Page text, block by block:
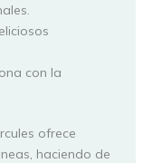
con la
ofrece
haciendo de